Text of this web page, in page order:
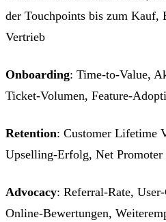
der Touchpoints bis zum Kauf,
Vertrieb
Onboarding: Time-to-Value,
Ticket-Volumen, Feature-
Retention: Customer Lifetime
Upselling-Erfolg, Net Promoter
Advocacy: Referral-Rate,
Online-Bewertungen,